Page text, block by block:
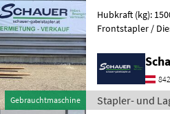
Gebrauchtmaschine
Hubkraft (kg):
Frontstapler / Dieselstapler, Tragkraft:
Stapler- und